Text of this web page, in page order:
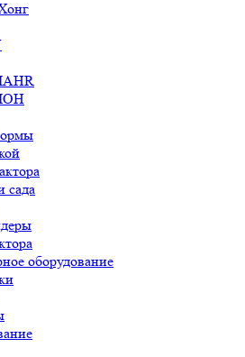
сада
оборудование